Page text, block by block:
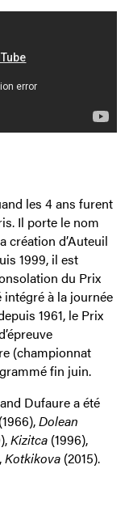
les 4 ans furent
Il porte le nom
création d’Auteuil
1999, il est
du Prix
à la journée
1961, le Prix
(championnat
fin juin.
Dufaure a été
(1966),Dolean
Kizitca (1996),
Kotkikova (2015).